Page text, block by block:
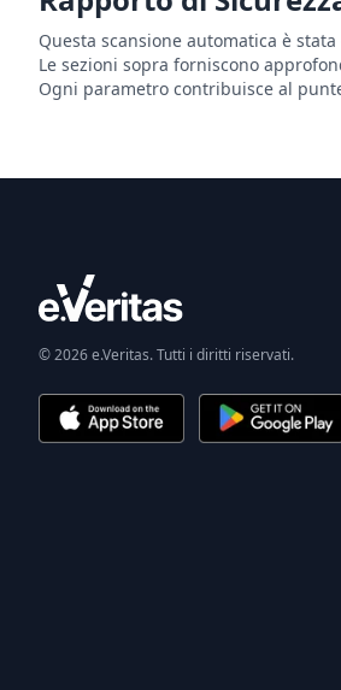
Questa scansione automatica è
Le sezioni sopra forniscono
Ogni parametro contribuisce al
© 2026 e.Veritas. Tutti i diritti riservati.